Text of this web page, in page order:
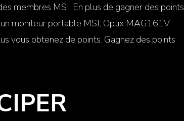
membres MSI. En plus de gagner des points
moniteur portable MSI, Optix MAG161V,
vous obtenez de points. Gagnez des points